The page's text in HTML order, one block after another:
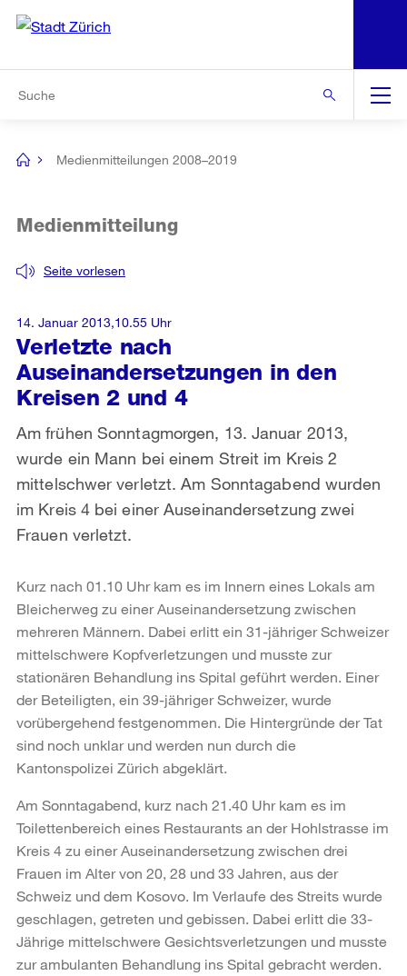
Navigation
[no
Medienmitteilungen 2008–2019
Verletzte nach
Auseinandersetzungen in den
Kreisen 2 und 4
Seite vorlesen
Medienmitteilung
Am frühen Sonntagmorgen, 13. Januar 2013,
wurde ein Mann bei einem Streit im Kreis 2
mittelschwer verletzt. Am Sonntagabend wurden
im Kreis 4 bei einer Auseinandersetzung zwei
Frauen verletzt.
14. Januar 2013,10.55 Uhr
Kurz nach 01.10 Uhr kam es im Innern eines Lokals am
Bleicherweg zu einer Auseinandersetzung zwischen
mehreren Männern. Dabei erlitt ein 31-jähriger Schweizer
mittelschwere Kopfverletzungen und musste zur
stationären Behandlung ins Spital geführt werden. Einer
der Beteiligten, ein 39-jähriger Schweizer, wurde
vorübergehend festgenommen. Die Hintergründe der Tat
sind noch unklar und werden nun durch die
Kantonspolizei Zürich abgeklärt.
Am Sonntagabend, kurz nach 21.40 Uhr kam es im
Toilettenbereich eines Restaurants an der Hohlstrasse im
Kreis 4 zu einer Auseinandersetzung zwischen drei
Frauen im Alter von 20, 28 und 33 Jahren, aus der
Schweiz und dem Kosovo. Im Verlaufe des Streits wurde
geschlagen, getreten und gebissen. Dabei erlitt die 33-
Jährige mittelschwere Gesichtsverletzungen und musste
zur ambulanten Behandlung ins Spital gebracht werden.